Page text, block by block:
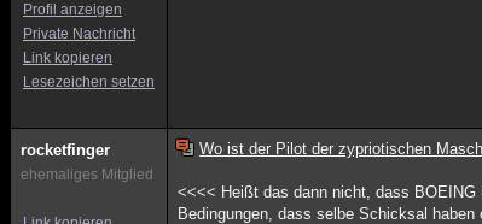
Profil anzeigen
Private Nachricht
Link kopieren
Lesezeichen setzen
rocketfinger
ehemaliges Mitglied
Wo ist der Pilot der zypriotischen
<<<< Heißt das dann nicht, dass
Bedingungen, dass selbe Schicksal haben